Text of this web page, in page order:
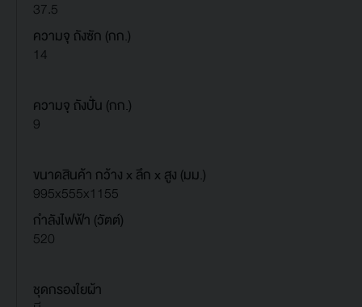
37.5
ความจุ ถังซัก (กก.)
14
ความจุ ถังปั่น (กก.)
9
ขนาดสินค้า กว้าง x ลึก x สูง (มม.)
995x555x1155
กำลังไฟฟ้า (วัตต์)
520
ชุดกรองใยผ้า